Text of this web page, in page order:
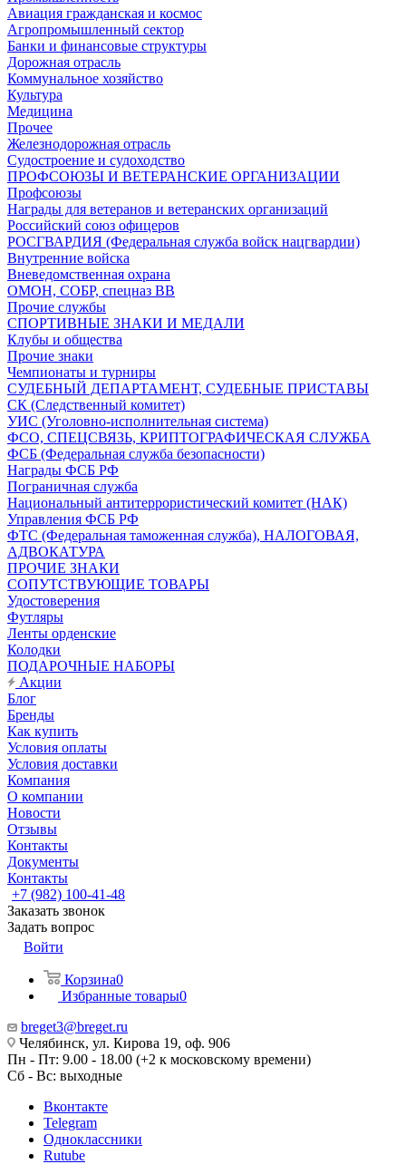
Авиация гражданская и космос
Агропромышленный сектор
Банки и финансовые структуры
Дорожная отрасль
Коммунальное хозяйство
Культура
Медицина
Прочее
Железнодорожная отрасль
Судостроение и судоходство
ПРОФСОЮЗЫ И ВЕТЕРАНСКИЕ ОРГАНИЗАЦИИ
Профсоюзы
Награды для ветеранов и ветеранских организаций
Российский союз офицеров
РОСГВАРДИЯ (Федеральная служба войск нацгвардии)
Внутренние войска
Вневедомственная охрана
ОМОН, СОБР, спецназ ВВ
Прочие службы
СПОРТИВНЫЕ ЗНАКИ И МЕДАЛИ
Клубы и общества
Прочие знаки
Чемпионаты и турниры
СУДЕБНЫЙ ДЕПАРТАМЕНТ, СУДЕБНЫЕ ПРИСТАВЫ
СК (Следственный комитет)
УИС (Уголовно-исполнительная система)
ФСО, СПЕЦСВЯЗЬ, КРИПТОГРАФИЧЕСКАЯ СЛУЖБА
ФСБ (Федеральная служба безопасности)
Награды ФСБ РФ
Пограничная служба
Национальный антитеррористический комитет (НАК)
Управления ФСБ РФ
ФТС (Федеральная таможенная служба), НАЛОГОВАЯ,
АДВОКАТУРА
ПРОЧИЕ ЗНАКИ
СОПУТСТВУЮЩИЕ ТОВАРЫ
Удостоверения
Футляры
Ленты орденские
Колодки
ПОДАРОЧНЫЕ НАБОРЫ
Акции
Блог
Бренды
Как купить
Условия оплаты
Условия доставки
Компания
О компании
Новости
Отзывы
Контакты
Документы
Контакты
+7 (982) 100-41-48
Заказать звонок
Задать вопрос
Войти
Корзина0
Избранные товары0
breget3@breget.ru
Челябинск, ул. Кирова 19, оф. 906
Пн - Пт: 9.00 - 18.00 (+2 к московскому времени)
Сб - Вс: выходные
Вконтакте
Telegram
Одноклассники
Rutube